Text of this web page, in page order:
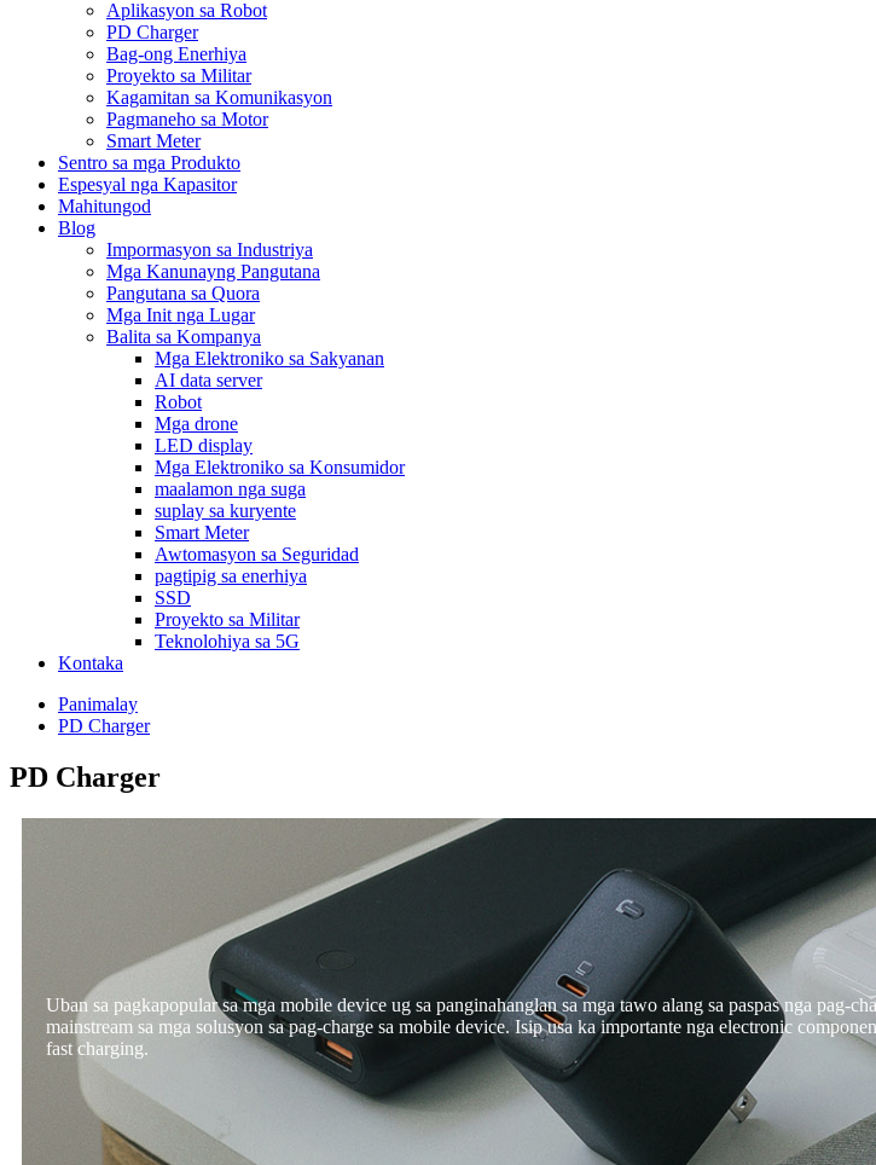
Aplikasyon sa Robot
PD Charger
Bag-ong Enerhiya
Proyekto sa Militar
Kagamitan sa Komunikasyon
Pagmaneho sa Motor
Smart Meter
Sentro sa mga Produkto
Espesyal nga Kapasitor
Mahitungod
Blog
Impormasyon sa Industriya
Mga Kanunayng Pangutana
Pangutana sa Quora
Mga Init nga Lugar
Balita sa Kompanya
Mga Elektroniko sa Sakyanan
AI data server
Robot
Mga drone
LED display
Mga Elektroniko sa Konsumidor
maalamon nga suga
suplay sa kuryente
Smart Meter
Awtomasyon sa Seguridad
pagtipig sa enerhiya
SSD
Proyekto sa Militar
Teknolohiya sa 5G
Kontaka
Panimalay
PD Charger
PD Charger
Uban sa pagkapopular sa mga mobile device ug sa panginahanglan sa mga tawo alang sa paspas nga
mainstream sa mga solusyon sa pag-charge sa mobile device. Isip usa ka importante nga electronic
fast charging.